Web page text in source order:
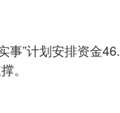
事”计划安排资金
。